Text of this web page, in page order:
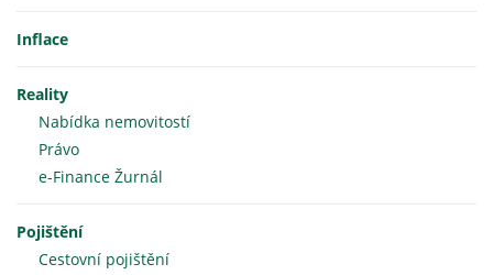
Inflace
Reality
Nabídka nemovitostí
Právo
e-Finance Žurnál
Pojištění
Cestovní pojištění